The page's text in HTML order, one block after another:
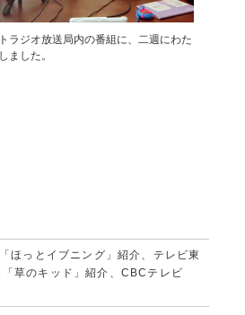
ラジオ放送局内の番組に、二週にわた
ました。
ほっとイブニング」紹介、テレビ東
草のキッド」紹介、CBCテレビ